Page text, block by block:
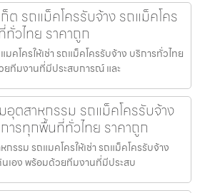
ต รถแม็คโครรับจ้าง รถแม็คโคร
วไทย ราคาถูก
คโครให้เช่า รถแม็คโครรับจ้าง บริการทั่วไทย
ยทีมงานที่มีประสบการณ์ และ
อุตสาหกรรม รถแม็คโครรับจ้าง
การทุกพื้นที่ทั่วไทย ราคาถูก
กรรม รถแมคโครให้เช่า รถแม็คโครรับจ้าง
นเอง พร้อมด้วยทีมงานที่มีประสบ